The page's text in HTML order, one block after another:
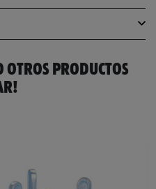
250 mm
3.5 mm
0714523252
PRODUCTOS